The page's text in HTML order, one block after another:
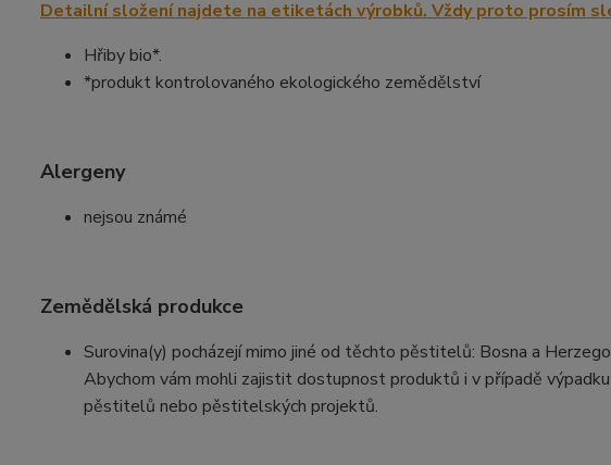
Hřiby bio*.
*produkt kontrolovaného ekologického zemědělství
Alergeny
nejsou známé
Zemědělská produkce
Surovina(y) pocházejí mimo jiné od těchto pěstitelů: Bosna a
Abychom vám mohli zajistit dostupnost produktů i v případě
pěstitelů nebo pěstitelských projektů.